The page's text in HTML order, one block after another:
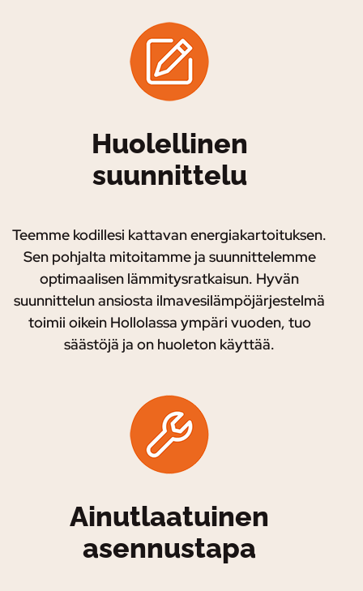
Huolellinen
suunnittelu
Teemme kodillesi kattavan energiakartoituksen.
Sen pohjalta mitoitamme ja suunnittelemme
optimaalisen lämmitysratkaisun. Hyvän
suunnittelun ansiosta ilmavesilämpöjärjestelmä
toimii oikein Hollolassa ympäri vuoden, tuo
säästöjä ja on huoleton käyttää.
Ainutlaatuinen
asennustapa